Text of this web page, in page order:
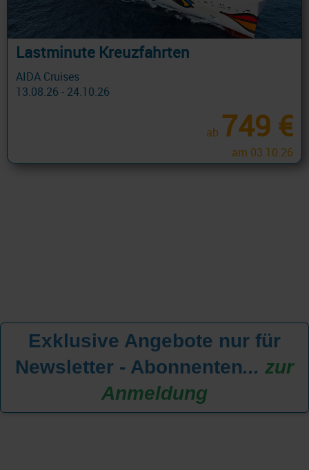
Lastminute Kreuzfahrten
AIDA Cruises
13.08.26 - 24.10.26
ab 749 €
am 03.10.26
Exklusive Angebote nur für
Newsletter - Abonnenten... zur
Anmeldung